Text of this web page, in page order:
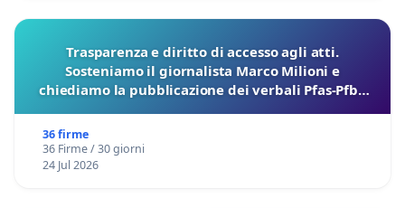
Trasparenza e diritto di accesso agli atti.
Sosteniamo il giornalista Marco Milioni e
chiediamo la pubblicazione dei verbali Pfas-Pfba
36 firme
36 Firme / 30 giorni
24 Jul 2026